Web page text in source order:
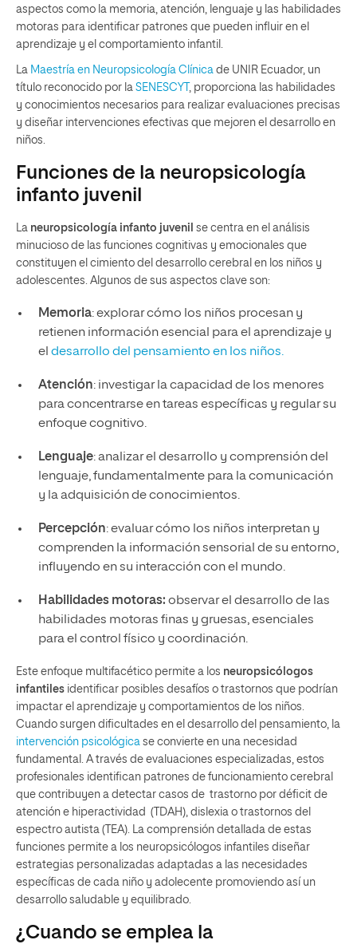
aspectos como la memoria, atención, lenguaje y las habilidades
motoras para identificar patrones que pueden influir en el
aprendizaje y el comportamiento infantil.
La Maestría en Neuropsicología Clínica de UNIR Ecuador, un
título reconocido por la SENESCYT
, proporciona las habilidades
y conocimientos necesarios para realizar evaluaciones precisas
y diseñar intervenciones efectivas que mejoren el desarrollo en
niños.
Funciones de la neuropsicología
infanto juvenil
La neuropsicología infanto juvenil se centra en el análisis
minucioso de las funciones cognitivas y emocionales que
constituyen el cimiento del desarrollo cerebral en los niños y
adolescentes. Algunos de sus aspectos clave son:
Memoria: explorar cómo los niños procesan y
retienen información esencial para el aprendizaje y
el desarrollo del pensamiento en los niños.
Atención: investigar la capacidad de los menores
para concentrarse en tareas específicas y regular su
enfoque cognitivo.
Lenguaje: analizar el desarrollo y comprensión del
lenguaje, fundamentalmente para la comunicación
y la adquisición de conocimientos.
Percepción: evaluar cómo los niños interpretan y
comprenden la información sensorial de su entorno,
influyendo en su interacción con el mundo.
Habilidades motoras: observar el desarrollo de las
habilidades motoras finas y gruesas, esenciales
para el control físico y coordinación.
Este enfoque multifacético permite a los neuropsicólogos
infantiles identificar posibles desafíos o trastornos que podrían
impactar el aprendizaje y comportamientos de los niños.
Cuando surgen dificultades en el desarrollo del pensamiento, la
intervención psicológica se convierte en una necesidad
fundamental. A través de evaluaciones especializadas, estos
profesionales identifican patrones de funcionamiento cerebral
que contribuyen a detectar casos de trastorno por déficit de
atención e hiperactividad (TDAH), dislexia o trastornos del
espectro autista (TEA). La comprensión detallada de estas
funciones permite a los neuropsicólogos infantiles diseñar
estrategias personalizadas adaptadas a las necesidades
específicas de cada niño y adolecente promoviendo así un
desarrollo saludable y equilibrado.
¿Cuando se emplea la